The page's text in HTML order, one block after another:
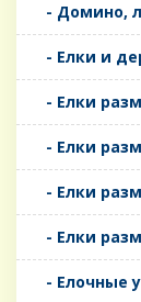
- Домино,
- Елки и
- Елки
- Елки
- Елки
- Елки
- Елочные